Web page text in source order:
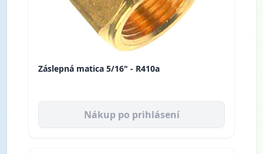
Záslepná matica 5/16" - R410a
Nákup po prihlásení